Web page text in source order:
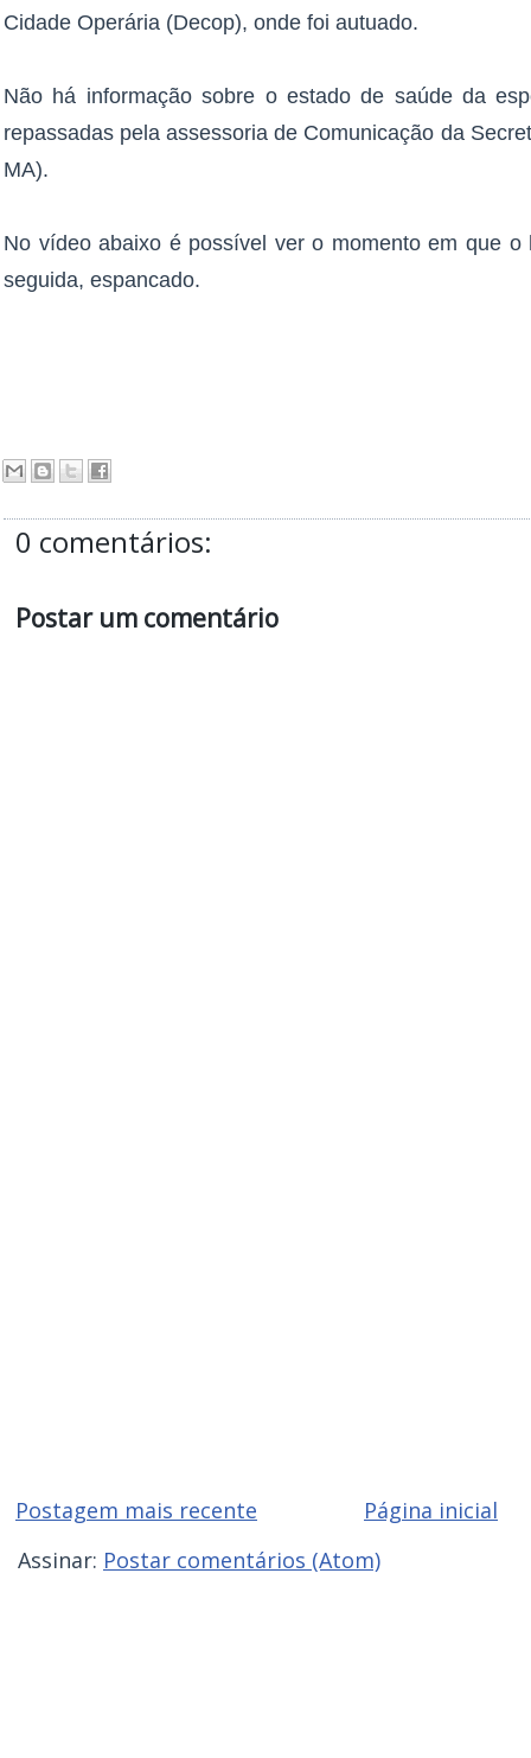
Cidade Operária (Decop), onde foi autuado.
Não há informação sobre o estado de saúde da
repassadas pela assessoria de Comunicação da
MA).
No vídeo abaixo é possível ver o momento em que
seguida, espancado.
0 comentários:
Postar um comentário
Postagem mais recente
Página inicial
Assinar: Postar comentários (Atom)